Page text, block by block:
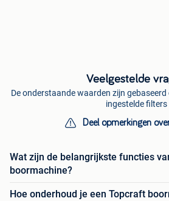
Veelgestelde
De onderstaande waarden zijn
ingestelde filters
Deel opmerkingen
Wat zijn de belangrijkste functies
boormachine?
Hoe onderhoud je een Topcraft